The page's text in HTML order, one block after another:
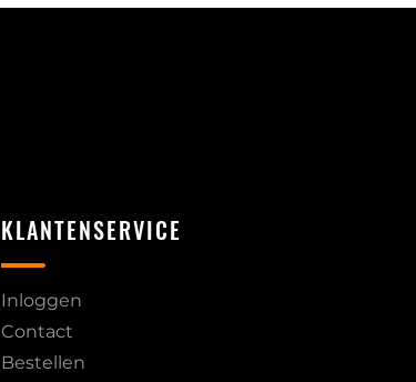
KLANTENSERVICE
Inloggen
Contact
Bestellen